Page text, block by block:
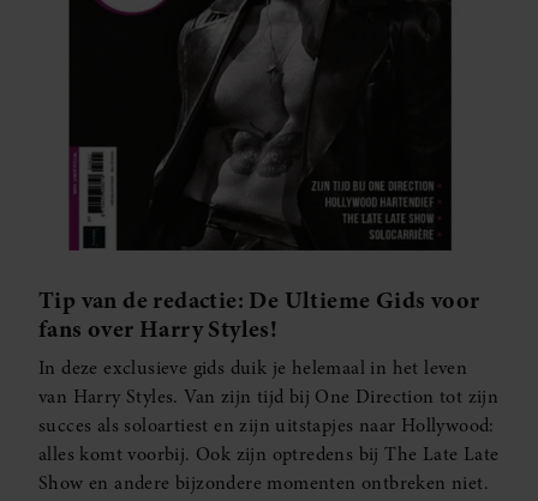
Tip van de redactie: De Ultieme Gids voor
fans over Harry Styles!
In deze exclusieve gids duik je helemaal in het leven
van Harry Styles. Van zijn tijd bij One Direction tot zijn
succes als soloartiest en zijn uitstapjes naar Hollywood:
alles komt voorbij. Ook zijn optredens bij The Late Late
Show en andere bijzondere momenten ontbreken niet.